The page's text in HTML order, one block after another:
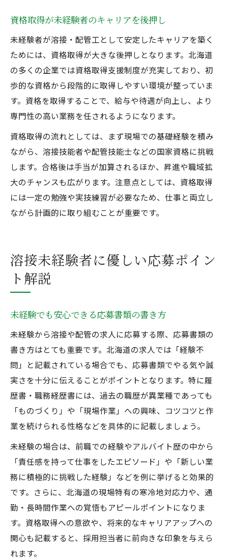
資格取得が未経験者のキャリアを後押し
未経験者が溶接・配管工として安定したキャリアを築く
ためには、資格取得が大きな後押しとなります。北海道
の多くの企業では資格取得支援制度が充実しており、初
歩的な資格から段階的に取得しやすい環境が整っていま
す。資格を取得することで、給与や待遇が向上し、より
専門性の高い業務を任されるようになります。
資格取得の流れとしては、まず現場での基礎経験を積み
ながら、溶接技能者や配管技能士などの国家資格に挑戦
します。合格後は手当が加算されるほか、昇進や職域拡
大のチャンスも広がります。注意点としては、資格取得
には一定の勉強や実技練習が必要なため、仕事と両立し
ながら計画的に取り組むことが重要です。
溶接未経験者に優しい応募ポイン
ト解説
未経験でも安心できる応募書類の書き方
未経験から溶接や配管の求人に応募する際、応募書類の
書き方はとても重要です。北海道の求人では「経験不
問」と記載されている場合でも、応募書類でやる気や誠
実さを十分に伝えることがポイントとなります。特に履
歴書・職務経歴書には、過去の職歴が異業種であっても
「ものづくり」や「現場作業」への興味、コツコツと作
業を続けられる性格などを具体的に記載しましょう。
未経験の場合は、前職での経験やアルバイト歴の中から
「責任感を持って仕事をしたエピソード」や「新しい業
務に積極的に挑戦した経験」などを例に挙げると効果的
です。さらに、北海道の現場特有の寒冷地対応力や、通
勤・長時間作業への覚悟もアピールポイントになりま
す。資格取得への意欲や、将来的なキャリアアップへの
関心も記載すると、採用担当者に前向きな印象を与えら
れます。